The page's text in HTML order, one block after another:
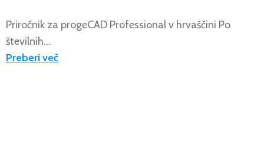
Priročnik za progeCAD Professional v hrvaščini Po
številnih...
Preberi več